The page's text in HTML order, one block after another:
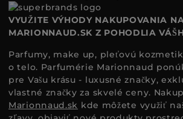
VYUŽITE VÝHODY NAKUPOVANIA
MARIONNAUD.SK Z POHODLIA
Parfumy, make up, pleťovú
o telo. Parfumérie Marionnaud
pre Vašu krásu - luxusné značky,
vlastné značky za skvelé ceny.
Marionnaud.sk kde môžete využiť